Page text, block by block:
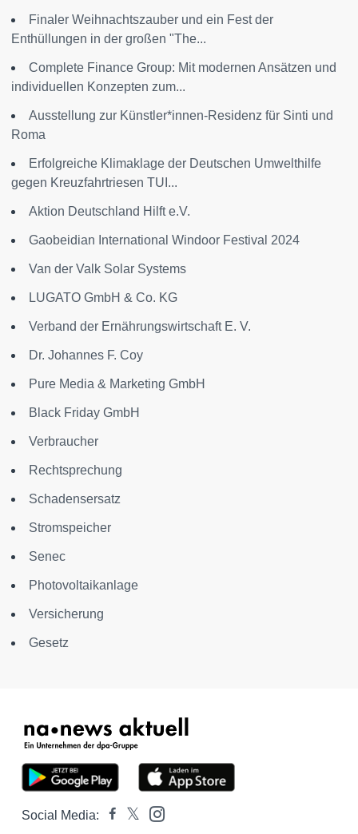
Finaler Weihnachtszauber und ein Fest der
Enthüllungen in der großen "The...
Complete Finance Group: Mit modernen Ansätzen und
individuellen Konzepten zum...
Ausstellung zur Künstler*innen-Residenz für Sinti und
Roma
Erfolgreiche Klimaklage der Deutschen Umwelthilfe
gegen Kreuzfahrtriesen TUI...
Aktion Deutschland Hilft e.V.
Gaobeidian International Windoor Festival 2024
Van der Valk Solar Systems
LUGATO GmbH & Co. KG
Verband der Ernährungswirtschaft E. V.
Dr. Johannes F. Coy
Pure Media & Marketing GmbH
Black Friday GmbH
Verbraucher
Rechtsprechung
Schadensersatz
Stromspeicher
Senec
Photovoltaikanlage
Versicherung
Gesetz
Social Media: